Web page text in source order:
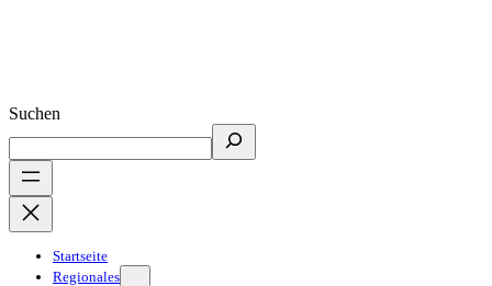
Suchen
Startseite
Regionales